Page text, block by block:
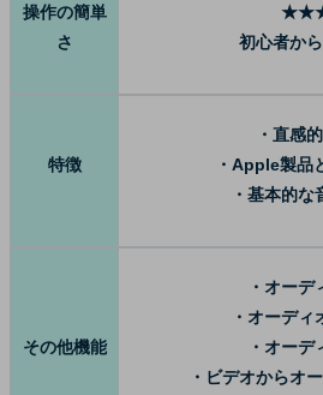
操作の簡単
さ
初心者か
特徴
・直感
・Apple製品
・基本的
その他機能
・オーデ
・オーデ
・オーデ
・ビデオからオ